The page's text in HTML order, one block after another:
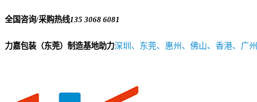
全国咨询/采购热线135 3068 6081
力嘉包装（东莞）制造基地助力深圳、东莞、惠州、佛山、香港、广州